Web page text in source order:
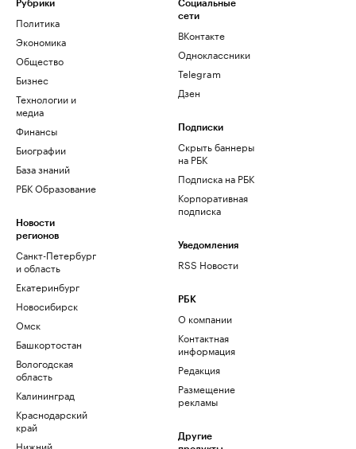
Рубрики
Политика
Экономика
Общество
Бизнес
Технологии и
медиа
Финансы
Биографии
База знаний
РБК Образование
Новости
регионов
Санкт-Петербург
и область
Екатеринбург
Новосибирск
Омск
Башкортостан
Вологодская
область
Калининград
Краснодарский
край
Нижний
Социальные
сети
ВКонтакте
Одноклассники
Telegram
Дзен
Подписки
Скрыть баннеры
на РБК
Подписка на РБК
Корпоративная
подписка
Уведомления
RSS Новости
РБК
О компании
Контактная
информация
Редакция
Размещение
рекламы
Другие